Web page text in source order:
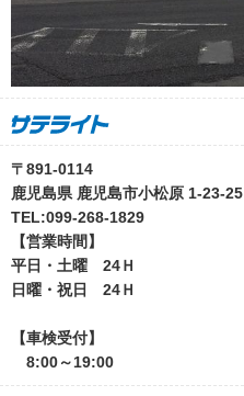
〒891-0114
鹿児島県 鹿児島市小松原 1-23-25
TEL:099-268-1829
【営業時間】
平日・土曜 24Ｈ
日曜・祝日 24Ｈ
【車検受付】
8:00～19:00